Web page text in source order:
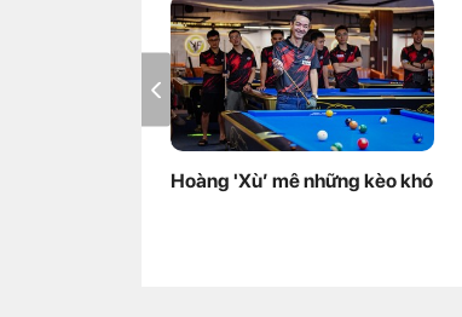
Hoàng 'Xù’ mê những kèo khó